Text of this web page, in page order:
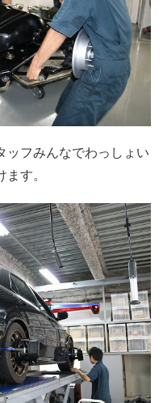
ッフみんなでわっしょい
す。